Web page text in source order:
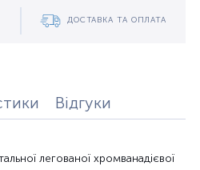
ДОСТАВКА ТА ОПЛАТА
Відгуки
легованої хромванадієвої